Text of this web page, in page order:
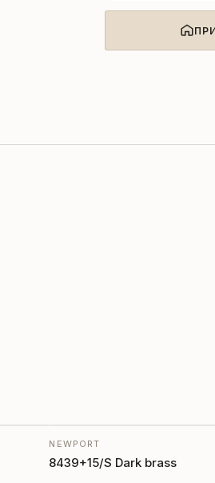
NEWPORT
8439+15/S Dark brass